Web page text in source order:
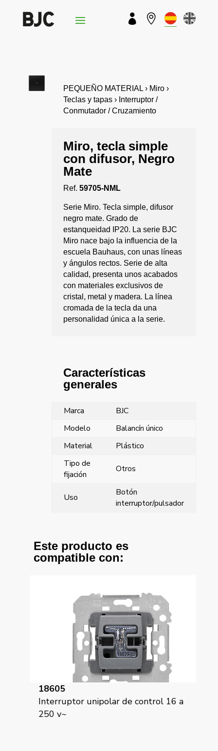
 
PEQUEÑO MATERIAL › Miro ›
Teclas y tapas › Interruptor /
Conmutador / Cruzamiento
Miro, tecla simple
con difusor, Negro
Mate
Ref.59705-NML
Serie Miro. Tecla simple, difusor
negro mate. Grado de
estanqueidad IP20. La serie BJC
Miro nace bajo la influencia de la
escuela Bauhaus, con unas líneas
y ángulos rectos. Serie de alta
calidad, presenta unos acabados
con materiales exclusivos de
cristal, metal y madera. La línea
cromada de la tecla da una
personalidad única a la serie.
Características
generales
Marca
BJC
Modelo
Balancín único
Material
Plástico
Tipo de
fijación
Otros
Uso
Botón
interruptor/pulsador
Este producto es
compatible con:
18605
Interruptor unipolar de control 16 a
250 v~